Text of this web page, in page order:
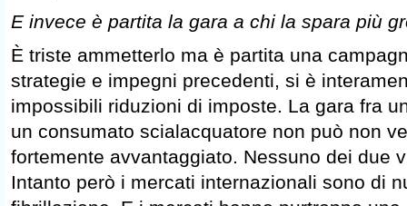
E invece è partita la gara a chi la spara più
È triste ammetterlo ma è partita una
strategie e impegni precedenti, si è
impossibili riduzioni di imposte. La gara fra
un consumato scialacquatore non può non
fortemente avvantaggiato. Nessuno dei due
Intanto però i mercati internazionali sono di